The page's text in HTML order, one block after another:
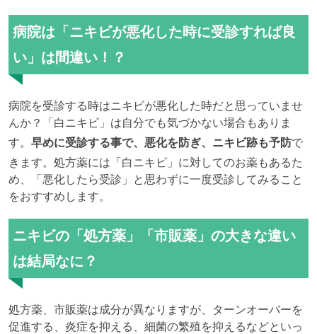
病院は「ニキビが悪化した時に受診すれば良
い」は間違い！？
病院を受診する時はニキビが悪化した時だと思っていませ
んか？「白ニキビ」は自分でも気づかない場合もありま
す。 早めに受診する事で、悪化を防ぎ、ニキビ跡も予防で
きます。処方薬には「白ニキビ」に対してのお薬もあるた
め、「悪化したら受診」と思わずに一度受診してみること
をおすすめします。
ニキビの「処方薬」「市販薬」の大きな違い
は結局なに？
処方薬、市販薬は成分が異なりますが、ターンオーバーを
促進する、炎症を抑える、細菌の繁殖を抑えるなどといっ